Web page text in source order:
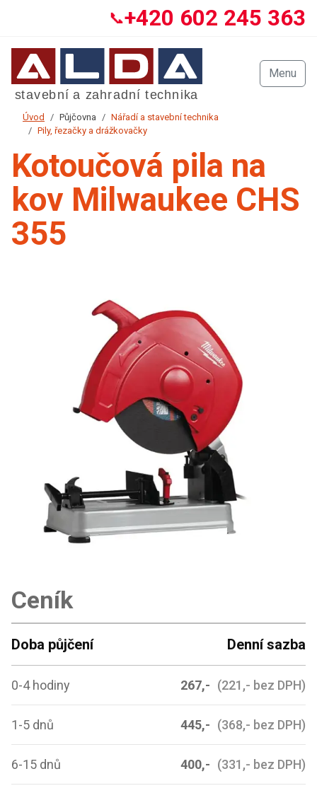
📞+420 602 245 363
Menu
Úvod Půjčovna
Nářadí a stavební technika
Pily, řezačky a drážkovačky
Kotoučová pila na
kov Milwaukee CHS
355
Ceník
Doba půjčení Denní sazba
0-4 hodiny 267,- (221,- bez DPH)
1-5 dnů 445,- (368,- bez DPH)
6-15 dnů 400,- (331,- bez DPH)